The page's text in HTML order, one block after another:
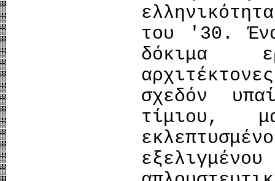
του '30.
δόκιμα
σχεδόν
τίμιου,